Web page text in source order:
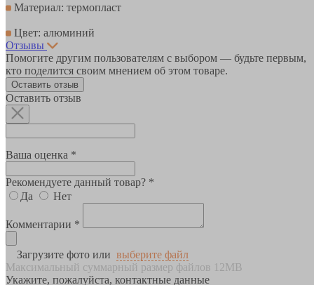
Материал: термопласт
Цвет: алюминий
Отзывы
Помогите другим пользователям с выбором — будьте первым,
кто поделится своим мнением об этом товаре.
Оставить отзыв
Оставить отзыв
Ваша оценка *
Рекомендуете данный товар? *
Да
Нет
Комментарии *
Загрузите фото или выберите файл
Максимальный суммарный размер файлов 12MB
Укажите, пожалуйста, контактные данные